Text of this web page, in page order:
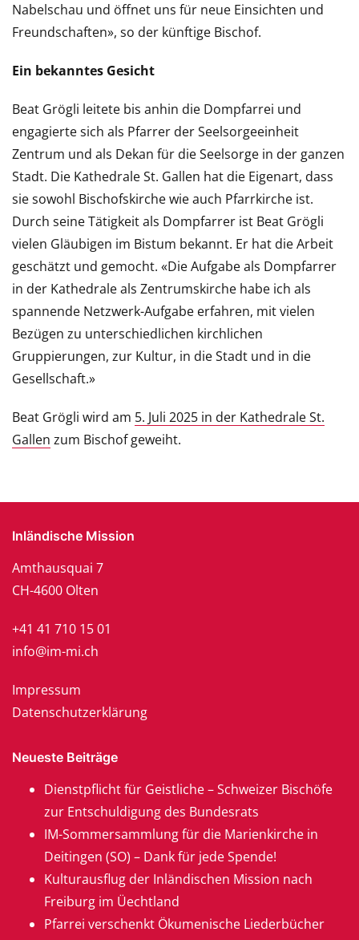
Nabelschau und öffnet uns für neue Einsichten und
Freundschaften», so der künftige Bischof.
Ein bekanntes Gesicht
Beat Grögli leitete bis anhin die Dompfarrei und
engagierte sich als Pfarrer der Seelsorgeeinheit
Zentrum und als Dekan für die Seelsorge in der ganzen
Stadt. Die Kathedrale St. Gallen hat die Eigenart, dass
sie sowohl Bischofskirche wie auch Pfarrkirche ist.
Durch seine Tätigkeit als Dompfarrer ist Beat Grögli
vielen Gläubigen im Bistum bekannt. Er hat die Arbeit
geschätzt und gemocht. «Die Aufgabe als Dompfarrer
in der Kathedrale als Zentrumskirche habe ich als
spannende Netzwerk-Aufgabe erfahren, mit vielen
Bezügen zu unterschiedlichen kirchlichen
Gruppierungen, zur Kultur, in die Stadt und in die
Gesellschaft.»
Beat Grögli wird am 5. Juli 2025 in der Kathedrale St.
Gallen zum Bischof geweiht.
Inländische Mission
Amthausquai 7
CH-4600 Olten
+41 41 710 15 01
info@im-mi.ch
Impressum
Datenschutzerklärung
Neueste Beiträge
Dienstpflicht für Geistliche – Schweizer Bischöfe
zur Entschuldigung des Bundesrats
IM-Sommersammlung für die Marienkirche in
Deitingen (SO) – Dank für jede Spende!
Kulturausflug der Inländischen Mission nach
Freiburg im Üechtland
Pfarrei verschenkt Ökumenische Liederbücher